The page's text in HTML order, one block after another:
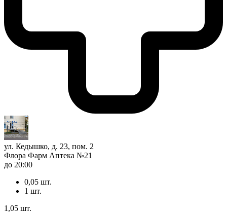
ул. Кедышко, д. 23, пом. 2
Флора Фарм Аптека №21
до 20:00
0,05 шт.
1 шт.
1,05 шт.